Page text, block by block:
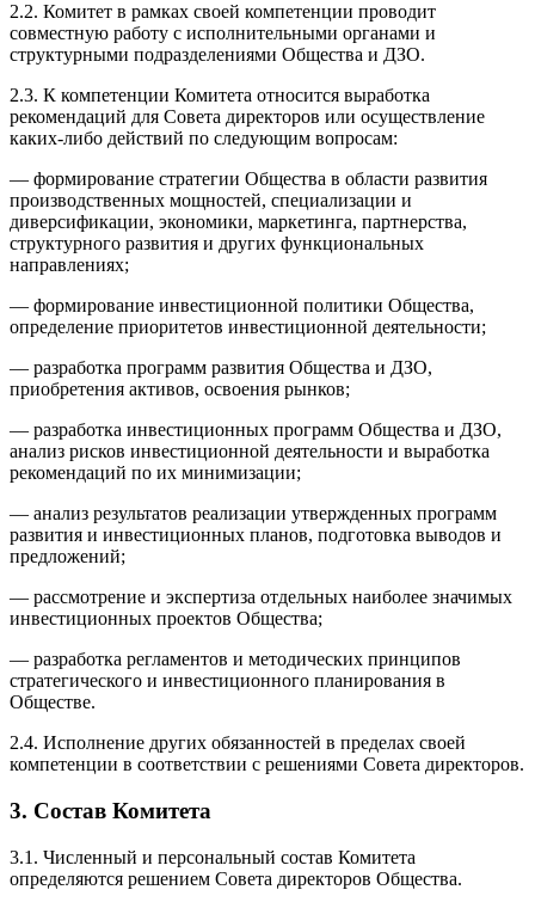
2.2. Комитет в рамках своей компетенции проводит
совместную работу с исполнительными органами и
структурными подразделениями Общества и ДЗО.
2.3. К компетенции Комитета относится выработка
рекомендаций для Совета директоров или осуществление
каких-либо действий по следующим вопросам:
— формирование стратегии Общества в области развития
производственных мощностей, специализации и
диверсификации, экономики, маркетинга, партнерства,
структурного развития и других функциональных
направлениях;
— формирование инвестиционной политики Общества,
определение приоритетов инвестиционной деятельности;
— разработка программ развития Общества и ДЗО,
приобретения активов, освоения рынков;
— разработка инвестиционных программ Общества и ДЗО,
анализ рисков инвестиционной деятельности и выработка
рекомендаций по их минимизации;
— анализ результатов реализации утвержденных программ
развития и инвестиционных планов, подготовка выводов и
предложений;
— рассмотрение и экспертиза отдельных наиболее значимых
инвестиционных проектов Общества;
— разработка регламентов и методических принципов
стратегического и инвестиционного планирования в
Обществе.
2.4. Исполнение других обязанностей в пределах своей
компетенции в соответствии с решениями Совета директоров.
3. Состав Комитета
3.1. Численный и персональный состав Комитета
определяются решением Совета директоров Общества.